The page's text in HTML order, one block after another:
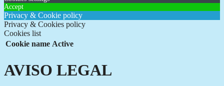
Accept
Privacy & Cookie policy
Privacy & Cookies policy
Cookies list
Cookie name Active
AVISO LEGAL